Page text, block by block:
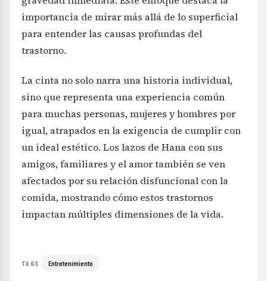
importancia de mirar más allá de lo superficial
para entender las causas profundas del
trastorno.
La cinta no solo narra una historia individual,
sino que representa una experiencia común
para muchas personas, mujeres y hombres por
igual, atrapados en la exigencia de cumplir con
un ideal estético. Los lazos de Hana con sus
amigos, familiares y el amor también se ven
afectados por su relación disfuncional con la
comida, mostrando cómo estos trastornos
impactan múltiples dimensiones de la vida.
TAGS Entretenimiento